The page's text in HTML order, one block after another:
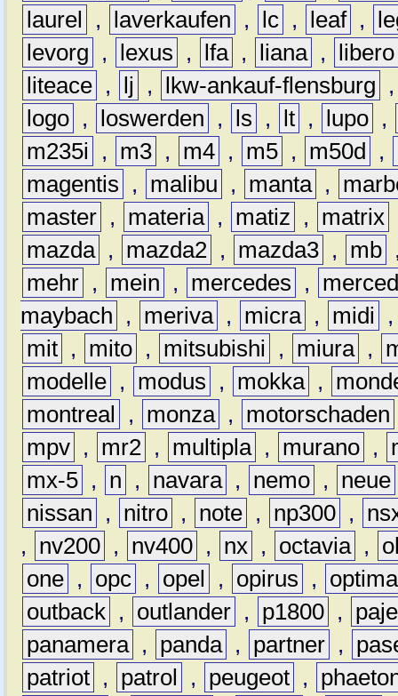
laurel
, laverkaufen , lc , leaf ,
levorg
, lexus , lfa , liana ,
libero
liteace , lj , lkw-ankauf-flensburg
logo , loswerden , ls , lt , lupo ,
m235i
, m3 , m4 , m5 , m50d ,
magentis
, malibu , manta ,
master , materia , matiz , matrix
mazda , mazda2 , mazda3 , mb
mehr , mein , mercedes ,
maybach
, meriva , micra , midi
mit , mito , mitsubishi , miura ,
modelle , modus , mokka ,
montreal
, monza , motorschaden
mpv , mr2 , multipla , murano ,
mx-5 , n , navara , nemo , neue
nissan
, nitro , note , np300 ,
,
nv200 , nv400 , nx , octavia ,
one , opc , opel , opirus ,
optima
outback , outlander , p1800 ,
panamera , panda , partner ,
patriot , patrol , peugeot ,